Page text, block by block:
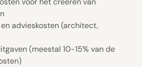
advieskosten (architect,
(meestal 10-15% van de